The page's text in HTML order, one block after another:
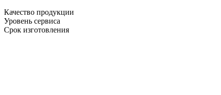
Качество продукции
Уровень сервиса
Срок изготовления